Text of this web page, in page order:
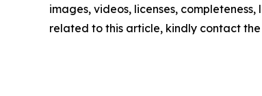
images, videos, licenses,
related to this article, kindly contact